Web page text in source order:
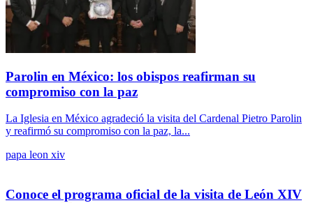
Parolin en México: los obispos reafirman su
compromiso con la paz
La Iglesia en México agradeció la visita del Cardenal Pietro Parolin
y reafirmó su compromiso con la paz, la...
papa leon xiv
Conoce el programa oficial de la visita de León XIV